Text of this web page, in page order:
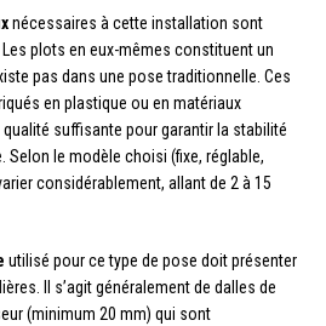
nécessaires à cette installation sont
plots en eux-mêmes constituent un
pas dans une pose traditionnelle. Ces
en plastique ou en matériaux
suffisante pour garantir la stabilité
Selon le modèle choisi (fixe, réglable,
considérablement, allant de 2 à 15
utilisé pour ce type de pose doit présenter
Il s’agit généralement de dalles de
(minimum 20 mm) qui sont